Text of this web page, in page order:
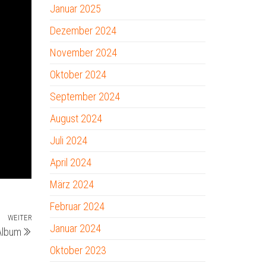
Nächster
Beitrag
WEITER
Januar 2025
Dezember 2024
November 2024
Oktober 2024
September 2024
August 2024
Juli 2024
April 2024
März 2024
Februar 2024
Januar 2024
Oktober 2023